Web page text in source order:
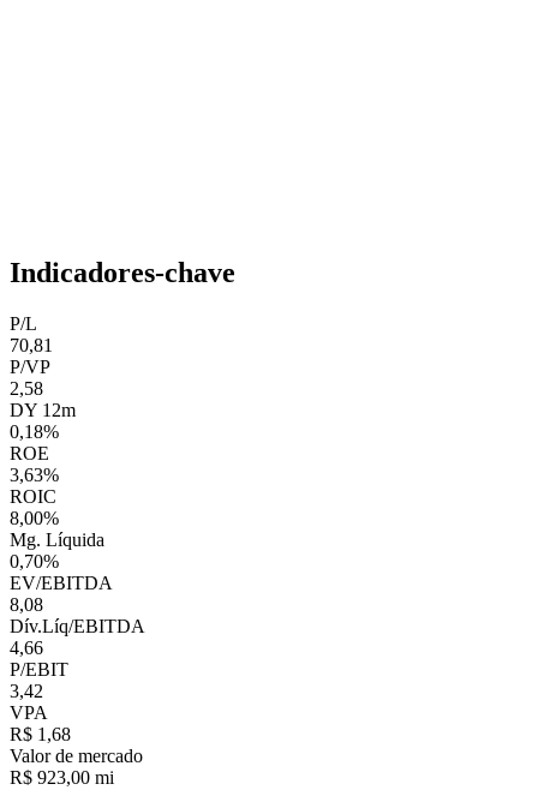
Indicadores-chave
P/L
70,81
P/VP
2,58
DY 12m
0,18%
ROE
3,63%
ROIC
8,00%
Mg. Líquida
0,70%
EV/EBITDA
8,08
Dív.Líq/EBITDA
4,66
P/EBIT
3,42
VPA
R$ 1,68
Valor de mercado
R$ 923,00 mi